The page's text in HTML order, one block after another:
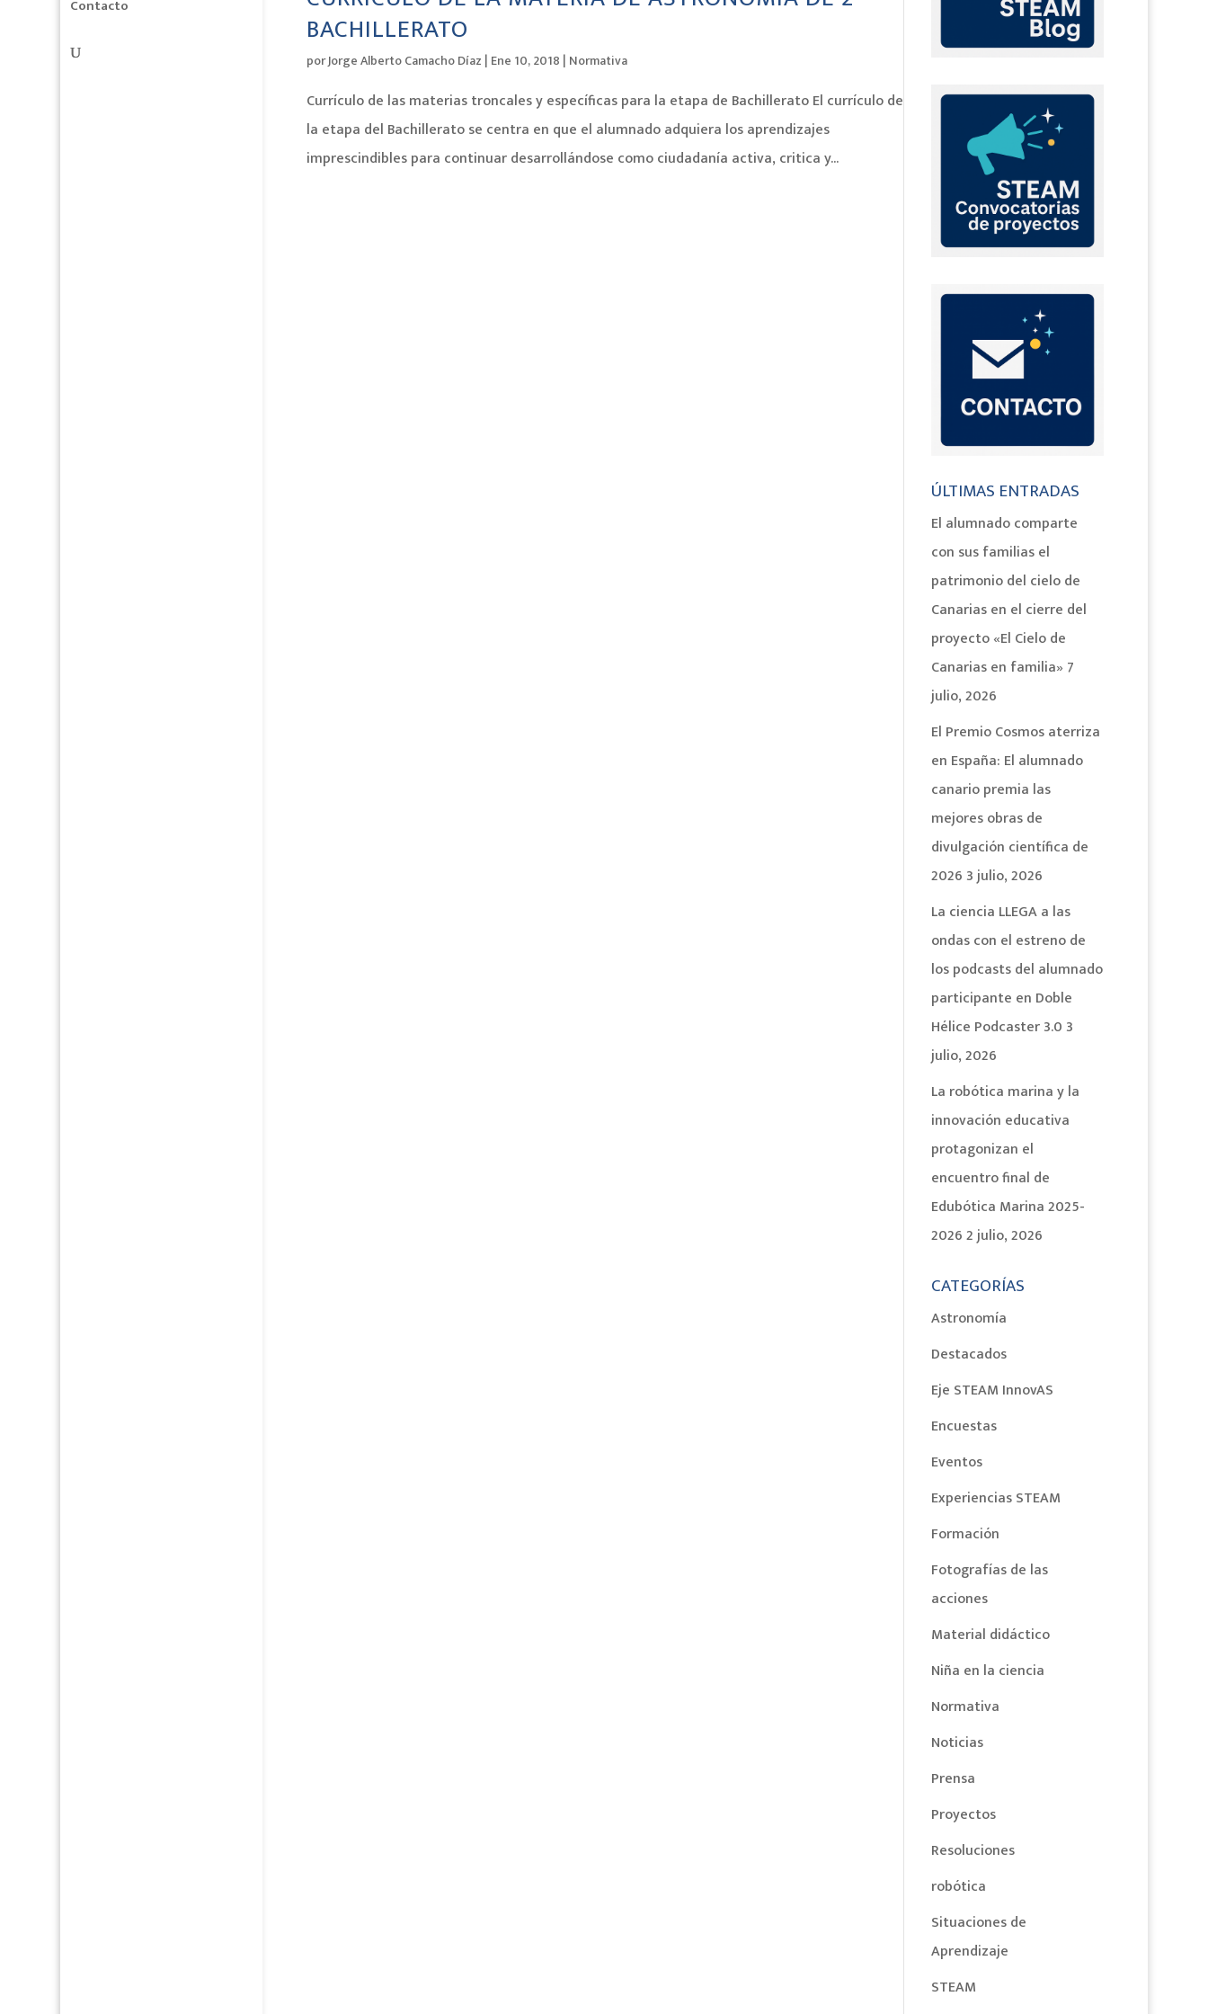
Contacto
BACHILLERATO
porJorge Alberto Camacho Díaz | Ene 10, 2018 | Normativa
Currículo de las materias troncales y específicas para la etapa de Bachillerato El currículo de
la etapa del Bachillerato se centra en que el alumnado adquiera los aprendizajes
imprescindibles para continuar desarrollándose como ciudadanía activa, critica y...
ÚLTIMAS ENTRADAS
El alumnado comparte
con sus familias el
patrimonio del cielo de
Canarias en el cierre del
proyecto «El Cielo de
Canarias en familia» 7
julio, 2026
El Premio Cosmos aterriza
en España: El alumnado
canario premia las
mejores obras de
divulgación científica de
2026 3 julio, 2026
La ciencia LLEGA a las
ondas con el estreno de
los podcasts del alumnado
participante en Doble
Hélice Podcaster 3.0 3
julio, 2026
La robótica marina y la
innovación educativa
protagonizan el
encuentro final de
Edubótica Marina 2025-
20262 julio, 2026
CATEGORÍAS
Astronomía
Destacados
Eje STEAM InnovAS
Encuestas
Eventos
Experiencias STEAM
Formación
Fotografías de las
acciones
Material didáctico
Niña en la ciencia
Normativa
Noticias
Prensa
Proyectos
Resoluciones
robótica
Situaciones de
Aprendizaje
STEAM